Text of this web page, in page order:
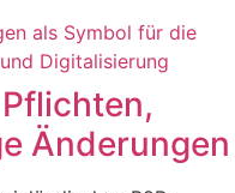
Änderungen